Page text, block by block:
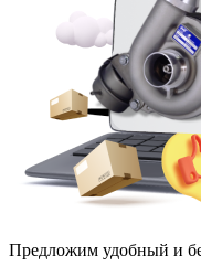
Предложим удобный и